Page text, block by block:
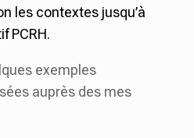
les contextes jusqu’à
PCRH.
exemples
auprès des mes